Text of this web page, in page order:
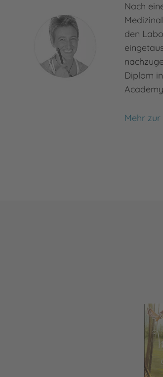
Nach
den
Diplom
Mehr zur
Simona